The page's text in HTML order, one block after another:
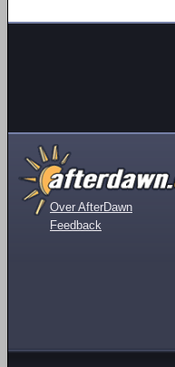
Over AfterDawn
Feedback